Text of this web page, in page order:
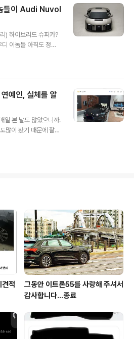
들이 Audi Nuvol
) 하이브리드 슈퍼카?
이놈들 아직도 정신
니라 V8 할아버지를
통이고에어컨 고장날
S 근본적으로 잘 하겠
55 출시 직후 질러준
참을 인...지금 뭘 집
네. https://www.audi
예인, 실체를 알
일 본 날도 많았으니까.
많이 봤기 때문에 잘
더 하면서그간 안좋
은 건 맞긴 하겠지?) 최
중반. 이제 타이칸GTS
? ㅋㅋ 사고야 당연 안
뭐라나...무료 협찬받
런 잘못이 없고,뒤에서
적
그동안 이트론55를 사랑해 주셔서
감사합니다...종료